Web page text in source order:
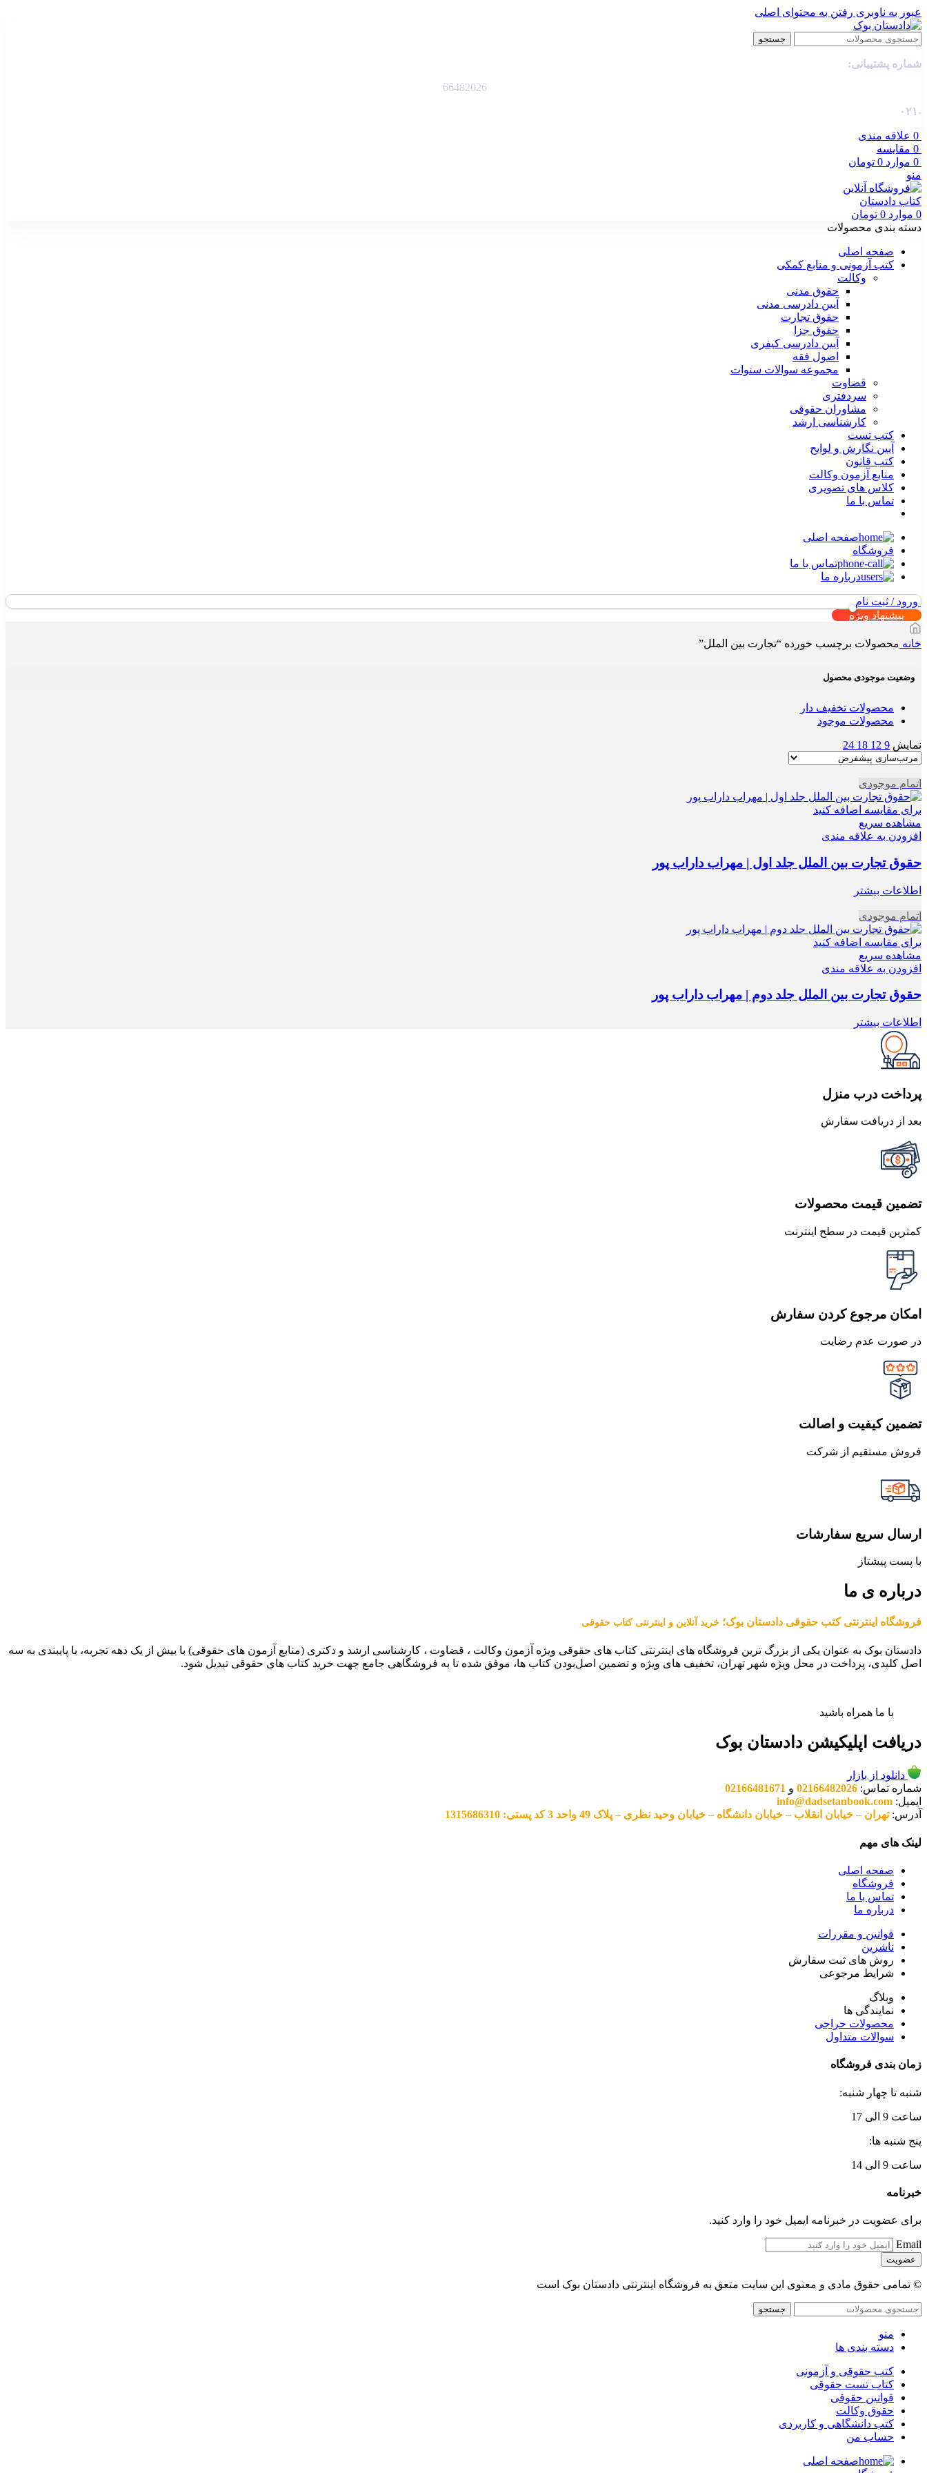
عبور به ناوبری رفتن به محتوای اصلی
جستجو
شماره پشتیبانی:
66482026
-۰۲۱
0 علاقه مندی
0 مقایسه
0 موارد 0 تومان
منو
0 موارد 0 تومان
دسته بندی محصولات
صفحه اصلی
کتب آزمونی و منابع کمکی
وکالت
حقوق مدنی
آیین دادرسی مدنی
حقوق تجارت
حقوق جزا
آیین دادرسی کیفری
اصول فقه
مجموعه سوالات سنوات
قضاوت
سردفتری
مشاوران حقوقی
کارشناسی ارشد
کتب تست
آیین نگارش و لوایح
کتب قانون
منابع آزمون وکالت
کلاس های تصویری
تماس با ما
صفحه اصلی
فروشگاه
تماس با ما
درباره ما
ورود / ثبت نام
پیشنهاد ویژه
خانه محصولات برچسب خورده “تجارت بین الملل”
وضعیت موجودی محصول
محصولات تخفیف دار
محصولات موجود
نمایش 9
12
18
24
اتمام موجودی
برای مقایسه اضافه کنید
مشاهده سریع
افزودن به علاقه مندی
حقوق تجارت بین الملل جلد اول | مهراب داراب پور
اطلاعات بیشتر
اتمام موجودی
برای مقایسه اضافه کنید
مشاهده سریع
افزودن به علاقه مندی
حقوق تجارت بین الملل جلد دوم | مهراب داراب پور
اطلاعات بیشتر
پرداخت درب منزل
بعد از دریافت سفارش
تضمین قیمت محصولات
کمترین قیمت در سطح اینترنت
امکان مرجوع کردن سفارش
در صورت عدم رضایت
تضمین کیفیت و اصالت
فروش مستقیم از شرکت
ارسال سریع سفارشات
با پست پیشتاز
درباره ی ما
فروشگاه اینترنتی کتب حقوقی دادستان بوک؛ خرید آنلاین و اینترنتی کتاب حقوقی
دادستان بوک به عنوان یکی از بزرگ ترین فروشگاه های اینترنتی کتاب های حقوقی ویژه آزمون وکالت ، قضاوت ، کارشناسی ارشد و دکتری (منابع آزمون های حقوقی) با بیش از یک دهه تجربه، با پایبندی به سه
اصل کلیدی، پرداخت در محل ویژه شهر تهران، تخفیف های ویژه و تضمین اصل‌بودن کتاب ها، موفق شده تا به فروشگاهی جامع جهت خرید کتاب های حقوقی تبدیل شود.
با ما همراه باشید
دریافت اپلیکیشن دادستان بوک
دانلود از بازار
شماره تماس: 02166482026 و 02166481671
ایمیل: info@dadsetanbook.com
آدرس:تهران – خیابان انقلاب – خیابان دانشگاه – خیابان وحید نظری – پلاک 49 واحد 3 کد پستی: 1315686310
لینک های مهم
صفحه اصلی
فروشگاه
تماس با ما
درباره ما
قوانین و مقررات
ناشرین
روش های ثبت سفارش
شرایط مرجوعی
وبلاگ
نمایندگی ها
محصولات حراجی
سوالات متداول
زمان بندی فروشگاه
شنبه تا چهار شنبه:
ساعت 9 الی 17
پنج شنبه ها:
ساعت 9 الی 14
خبرنامه
برای عضویت در خبرنامه ایمیل خود را وارد کنید.
Email
© تمامی حقوق مادی و معنوی این سایت متعق به فروشگاه اینترنتی دادستان بوک است
جستجو
منو
دسته بندی ها
کتب حقوقی و آزمونی
کتاب تست حقوقی
قوانین حقوقی
حقوق وکالت
کتب دانشگاهی و کاربردی
حساب من
صفحه اصلی